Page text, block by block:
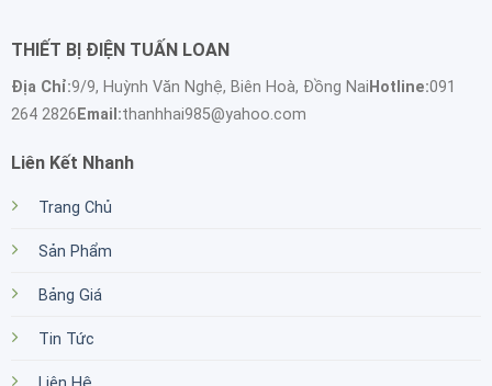
THIẾT BỊ ĐIỆN TUẤN LOAN
Địa Chỉ:9/9, Huỳnh Văn Nghệ, Biên Hoà, Đồng NaiHotline:091
264 2826Email:thanhhai985@yahoo.com
Liên Kết Nhanh
Trang Chủ
Sản Phẩm
Bảng Giá
Tin Tức